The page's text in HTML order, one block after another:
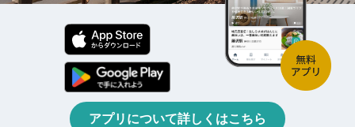
アプリについて詳しくはこちら